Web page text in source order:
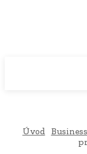
Úvod Business